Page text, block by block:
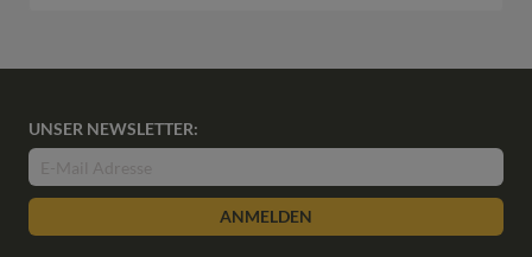
UNSER NEWSLETTER:
ANMELDEN